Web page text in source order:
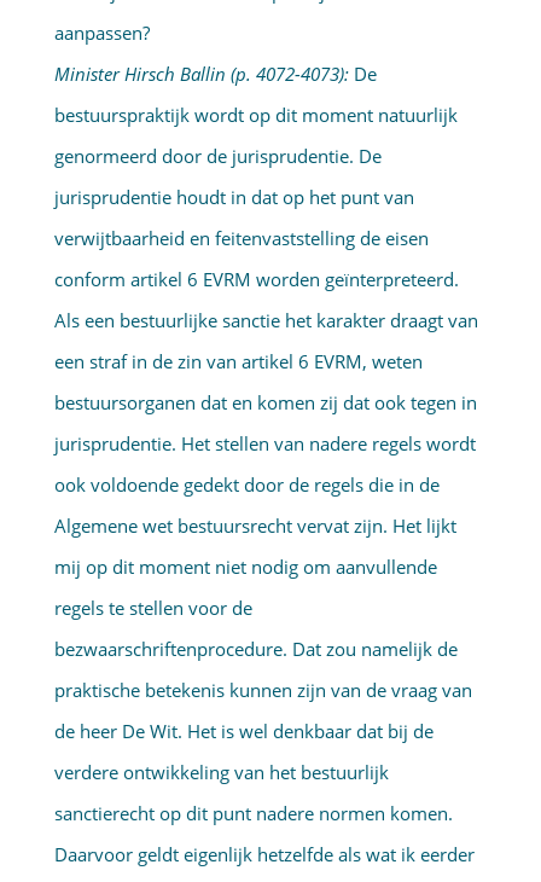
aanpassen?
Minister Hirsch Ballin (p. 4072-4073):De
bestuurspraktijk wordt op dit moment natuurlijk
genormeerd door de jurisprudentie. De
jurisprudentie houdt in dat op het punt van
verwijtbaarheid en feitenvaststelling de eisen
conform artikel 6 EVRM worden geïnterpreteerd.
Als een bestuurlijke sanctie het karakter draagt van
een straf in de zin van artikel 6 EVRM, weten
bestuursorganen dat en komen zij dat ook tegen in
jurisprudentie. Het stellen van nadere regels wordt
ook voldoende gedekt door de regels die in de
Algemene wet bestuursrecht vervat zijn. Het lijkt
mij op dit moment niet nodig om aanvullende
regels te stellen voor de
bezwaarschriftenprocedure. Dat zou namelijk de
praktische betekenis kunnen zijn van de vraag van
de heer De Wit. Het is wel denkbaar dat bij de
verdere ontwikkeling van het bestuurlijk
sanctierecht op dit punt nadere normen komen.
Daarvoor geldt eigenlijk hetzelfde als wat ik eerder